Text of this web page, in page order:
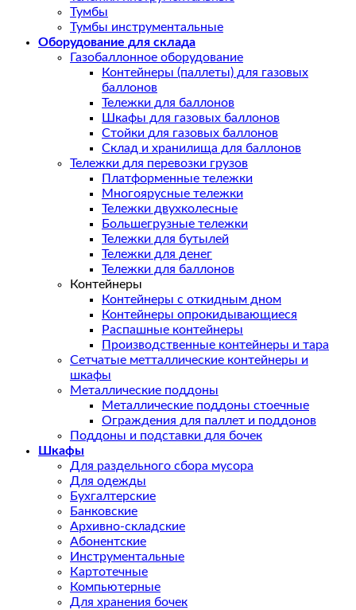
Тумбы
Тумбы инструментальные
Оборудование для склада
Газобаллонное оборудование
Контейнеры (паллеты) для газовых
баллонов
Тележки для баллонов
Шкафы для газовых баллонов
Стойки для газовых баллонов
Склад и хранилища для баллонов
Тележки для перевозки грузов
Платформенные тележки
Многоярусные тележки
Тележки двухколесные
Большегрузные тележки
Тележки для бутылей
Тележки для денег
Тележки для баллонов
Контейнеры
Контейнеры с откидным дном
Контейнеры опрокидывающиеся
Распашные контейнеры
Производственные контейнеры и тара
Сетчатые метталлические контейнеры и
шкафы
Металлические поддоны
Металлические поддоны стоечные
Ограждения для паллет и поддонов
Поддоны и подставки для бочек
Шкафы
Для раздельного сбора мусора
Для одежды
Бухгалтерские
Банковские
Архивно-складские
Абонентские
Инструментальные
Картотечные
Компьютерные
Для хранения бочек